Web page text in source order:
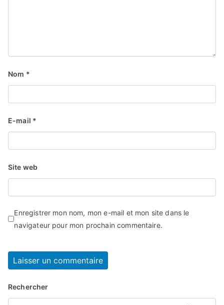
Nom *
E-mail *
Site web
Enregistrer mon nom, mon e-mail et mon site dans le
navigateur pour mon prochain commentaire.
Rechercher